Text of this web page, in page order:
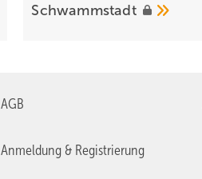
Schwammstadt
AGB
Anmeldung & Registrierung